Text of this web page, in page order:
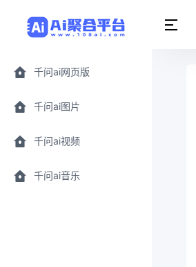
千问ai网页版
千问ai图片
千问ai视频
千问ai音乐